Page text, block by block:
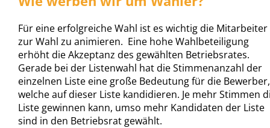
Für eine erfolgreiche Wahl ist es wichtig die Mitarbeiter
zur Wahl zu animieren. Eine hohe Wahlbeteiligung
erhöht die Akzeptanz des gewählten Betriebsrates.
Gerade bei der Listenwahl hat die Stimmenanzahl der
einzelnen Liste eine große Bedeutung für die Bewerber,
welche auf dieser Liste kandidieren. Je mehr Stimmen
Liste gewinnen kann, umso mehr Kandidaten der Liste
sind in den Betriebsrat gewählt.